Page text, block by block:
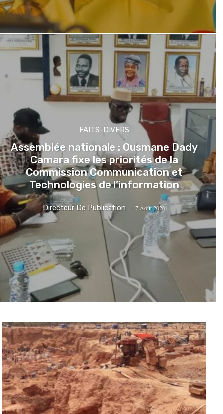
FAITS-DIVERS
Assemblée nationale : Ousmane Dady
Camara fixe les priorités de la
Commission Communication et
Technologies de l’information
Directeur De Publication - 7 Août 2026